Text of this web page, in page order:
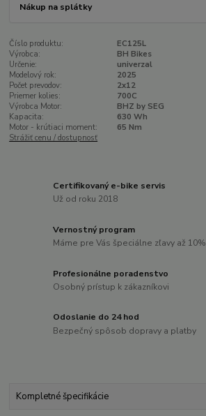
Nákup na splátky
Číslo produktu:
EC125L
Výrobca:
BH Bikes
Určenie:
univerzal
Modelový rok:
2025
Počet prevodov:
2x12
Priemer kolies:
700C
Výrobca Motor:
BHZ by SEG
Kapacita:
630 Wh
Motor - krútiaci moment:
65 Nm
Strážiť cenu / dostupnosť
Certifikovaný e-bike servis
Už od roku 2018
Vernostný program
Máme pre Vás špeciálne zľavy až 10%
Profesionálne poradenstvo
Osobný prístup k zákazníkovi
Odoslanie do 24 hod
Bezpečný spôsob dopravy a platby
Kompletné špecifikácie